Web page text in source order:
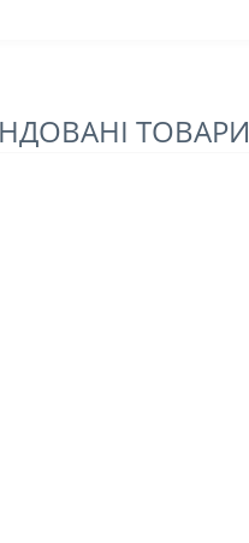
ТОВАРИ